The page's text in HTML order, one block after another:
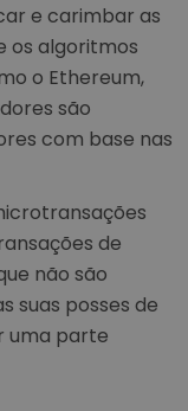
e carimbar as
os algoritmos
o Ethereum,
são
com base nas
de
não são
suas posses de
uma parte